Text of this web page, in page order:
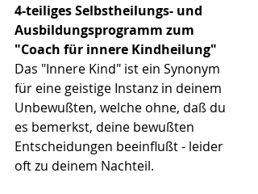
4-teiliges Selbstheilungs- und
Ausbildungsprogramm zum
"Coach für innere Kindheilung"
Das "Innere Kind" ist ein Synonym
für eine geistige Instanz in deinem
Unbewußten, welche ohne, daß du
es bemerkst, deine bewußten
Entscheidungen beeinflußt - leider
oft zu deinem Nachteil.